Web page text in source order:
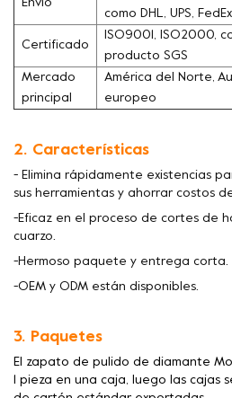
Envío
como DHL, UPS,
Certificado
ISO9001, ISO2000,
producto SGS
Mercado
principal
América del Norte,
europeo
2. Características
- Elimina rápidamente existencias
sus herramientas y ahorrar costos
-Eficaz en el proceso de cortes de
cuarzo.
-Hermoso paquete y entrega corta.
-OEM y ODM están disponibles.
3. Paquetes
El zapato de pulido de diamante
1 pieza en una caja, luego las cajas